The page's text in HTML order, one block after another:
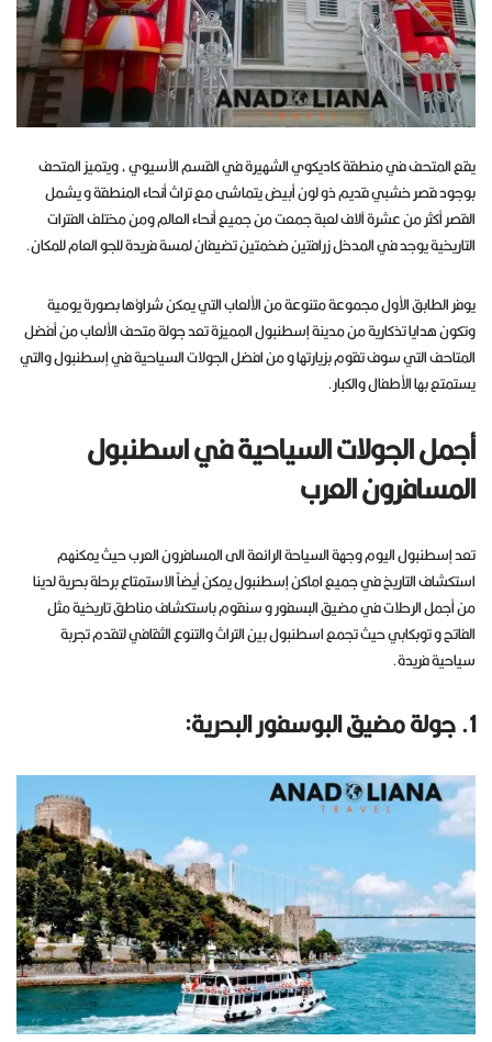
يقع المتحف في منطقة كاديكوي الشهيرة في القسم الآسيوي ، ويتميز المتحف
بوجود قصر خشبي قديم ذو لون أبيض يتماشى مع تراث أنحاء المنطقة و يشمل
القصر أكثر من عشرة آلاف لعبة جمعت من جميع أنحاء العالم ومن مختلف الفترات
التاريخية يوجد في المدخل زرافتين ضخمتين تضيفان لمسة فريدة للجو العام للمكان.
يوفر الطابق الأول مجموعة متنوعة من الألعاب التي يمكن شراؤها بصورة يومية
وتكون هدايا تذكارية من مدينة إسطنبول المميزة تعد جولة متحف الألعاب من أفضل
المتاحف التي سوف تقوم بزيارتها و من افضل الجولات السياحية في إسطنبول والتي
يستمتع بها الأطفال والكبار.
أجمل الجولات السياحية في اسطنبول
المسافرون العرب
تعد إسطنبول اليوم وجهة السياحة الرائعة الى المسافرون العرب حيث يمكنهم
استكشاف التاريخ في جميع اماكن إسطنبول يمكن أيضاً الاستمتاع برحلة بحرية لدينا
من أجمل الرحلات في مضيق البسفور و سنقوم باستكشاف مناطق تاريخية مثل
الفاتح و توبكابي حيث تجمع اسطنبول بين التراث والتنوع الثقافي لتقدم تجربة
سياحية فريدة.
1. جولة مضيق البوسفور البحرية: